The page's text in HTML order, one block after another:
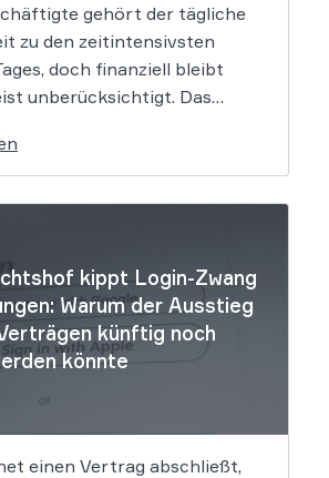
gehört der tägliche
zu den zeitintensivsten
doch finanziell bleibt
unberücksichtigt. Das
bringen und vielen
den Weg zu einer Vergütung
ebnen. Wer künftig unterwegs
kippt Login-Zwang
Warum der Ausstieg
künftig noch
könnte
einen Vertrag abschließt,